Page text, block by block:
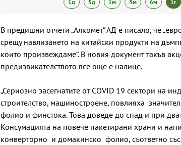
1д 5д 1м 3м 6м 1г
В предишни отчети „Алкомет“ АД е писало, че
срещу навлизането на китайски продукти на
които произвеждаме“. В новия документ такъв
предизвикателството все още е налице.
„Сериозно засегнатите от COVID 19 сектори на
строителство, машиностроене, повлияха
фолио и финстока. Това доведе до спад и при
Консумацията на повече пакетирани храни и
конверторно и домакинско фолио, съответно